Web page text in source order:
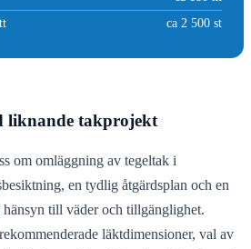
ca 2 500 st
liknande takprojekt
om omläggning av tegeltak i
en tydlig åtgärdsplan och en
till väder och tillgänglighet.
läktdimensioner, val av